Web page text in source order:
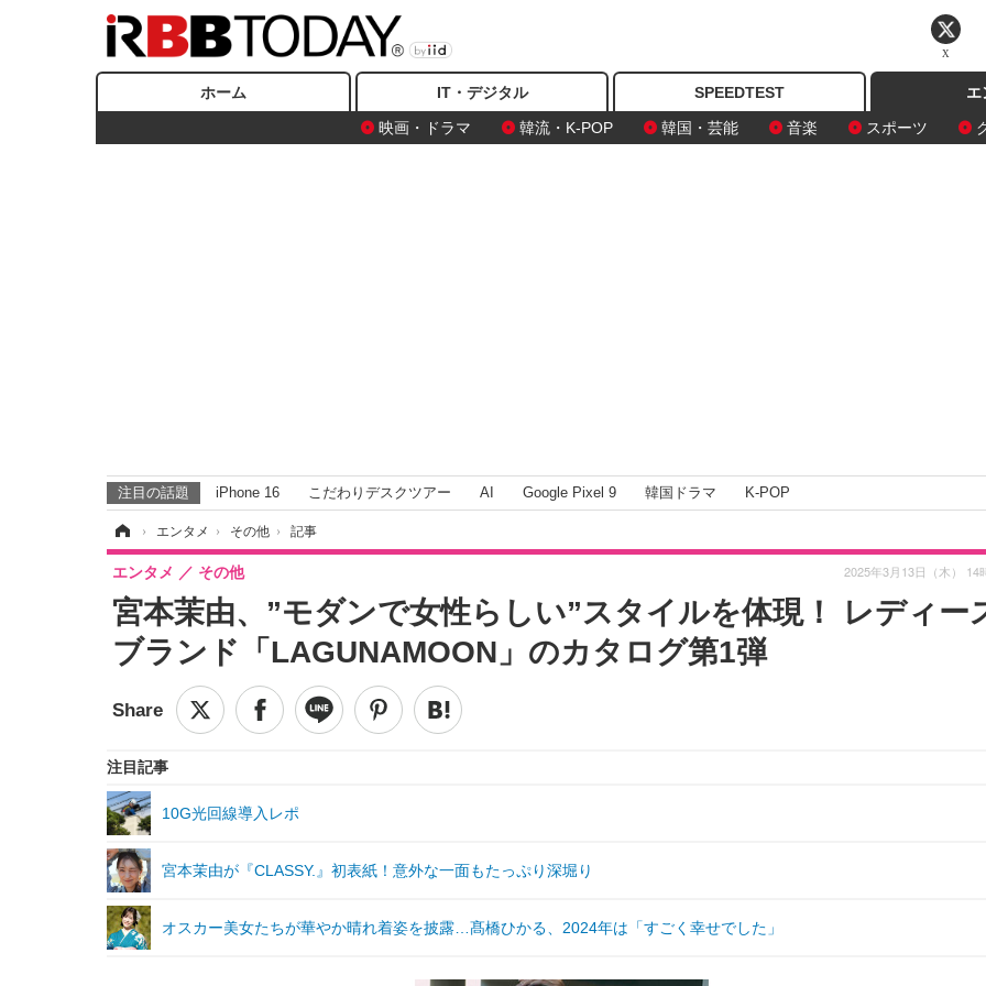
ホーム IT・デジタル SPEEDTEST
エ
映画・ドラマ
韓流・K-POP 韓国・芸能 音楽 スポーツ
注目の話題 iPhone 16 こだわりデスクツアー AI Google Pixel 9 韓国ドラマ K-POP
› エンタメ › その他 › 記事
宮本茉由、”モダンで女性らしい”スタイルを体現！ レディー
ブランド「LAGUNAMOON」のカタログ第1弾
エンタメ その他 2025年3月13日（木） 14
注目記事
10G光回線導入レポ
宮本茉由が『CLASSY.』初表紙！意外な一面もたっぷり深堀り
オスカー美女たちが華やか晴れ着姿を披露…髙橋ひかる、2024年は「すごく幸せでした」
X